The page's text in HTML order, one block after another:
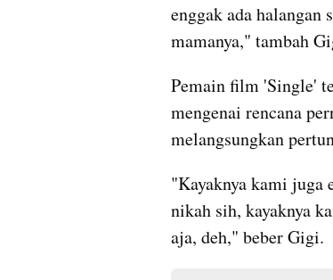
enggak ada halangan
mamanya," tambah
Pemain film 'Single'
mengenai rencana
melangsungkan
"Kayaknya kami juga
nikah sih, kayaknya
aja, deh," beber Gigi.